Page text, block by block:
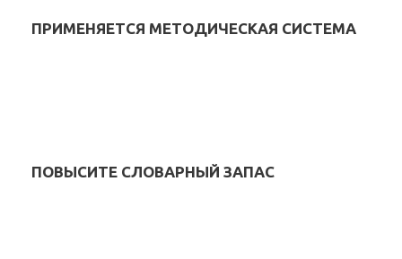
ПРИМЕНЯЕТСЯ МЕТОДИЧЕСКАЯ СИСТЕМА
ПОВЫСИТЕ СЛОВАРНЫЙ ЗАПАС